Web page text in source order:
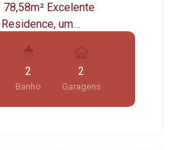
Excelente
um
entregue que une
e uma localização
privativa, com 2 suítes,
e um grande
2
Banho
2
Garagens